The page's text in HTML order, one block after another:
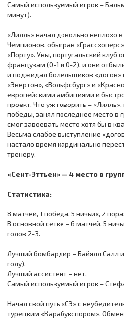
Самый используемый игрок –
минут).
«Лилль» начал довольно неплохо
Чемпионов, обыграв
«Порту». Увы, португальский клуб
французам (0-1 и 0-2), и они
и поджидал болельщиков «догов»
«Эвертон», «Вольфсбург» и
европейскими амбициями и
проект. Что уж говорить –
победы, занял последнее место в
смог завоевать место хотя бы в
Весьма слабое выступление
настало время кардинально
тренеру.
«Сент-Эттьен» — 4 место в
Статистика:
8 матчей, 1 победа, 5 ничьих, 2
В основной сетке – 6 матчей, 5
голов 2-3.
Лучший бомбардир – Байялл Салл
голу).
Лучший ассистент – нет.
Самый используемый игрок –
Начал свой путь «СЭ» с
турецким «Карабукспором».